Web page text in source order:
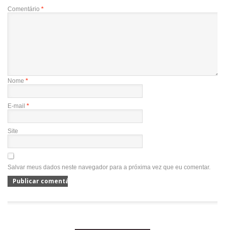
Comentário *
Nome *
E-mail *
Site
Salvar meus dados neste navegador para a próxima vez que eu comentar.